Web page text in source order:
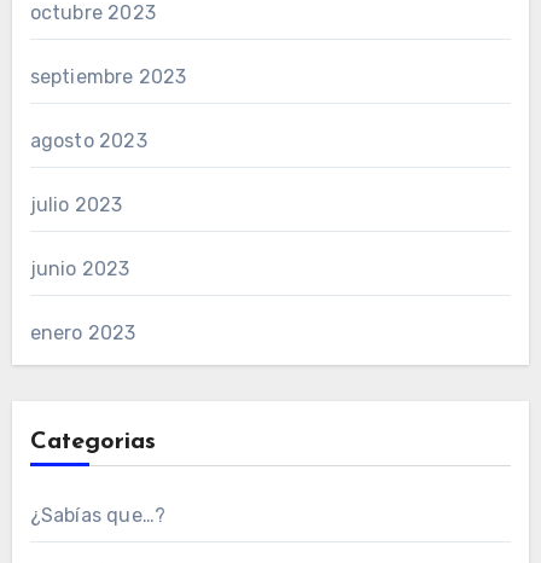
octubre 2023
septiembre 2023
agosto 2023
julio 2023
junio 2023
enero 2023
Categorias
¿Sabías que…?